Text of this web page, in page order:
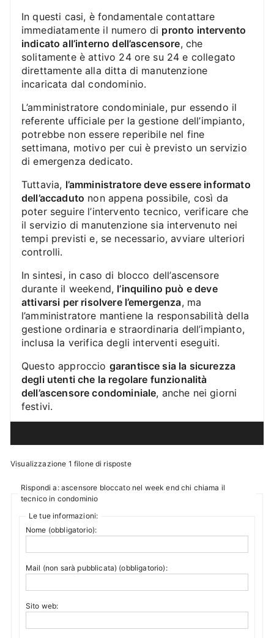
In questi casi, è fondamentale contattare
immediatamente il numero di pronto intervento
indicato all’interno dell’ascensore, che
solitamente è attivo 24 ore su 24 e collegato
direttamente alla ditta di manutenzione
incaricata dal condominio.
L’amministratore condominiale, pur essendo il
referente ufficiale per la gestione dell’impianto,
potrebbe non essere reperibile nel fine
settimana, motivo per cui è previsto un servizio
di emergenza dedicato.
Tuttavia, l’amministratore deve essere informato
dell’accaduto non appena possibile, così da
poter seguire l’intervento tecnico, verificare che
il servizio di manutenzione sia intervenuto nei
tempi previsti e, se necessario, avviare ulteriori
controlli.
In sintesi, in caso di blocco dell’ascensore
durante il weekend, l’inquilino può e deve
attivarsi per risolvere l’emergenza, ma
l’amministratore mantiene la responsabilità della
gestione ordinaria e straordinaria dell’impianto,
inclusa la verifica degli interventi eseguiti.
Questo approccio garantisce sia la sicurezza
degli utenti che la regolare funzionalità
dell’ascensore condominiale, anche nei giorni
festivi.
Visualizzazione 1 filone di risposte
Rispondi a: ascensore bloccato nel week end chi chiama il
tecnico in condominio
Le tue informazioni:
Nome (obbligatorio):
Mail (non sarà pubblicata) (obbligatorio):
Sito web: